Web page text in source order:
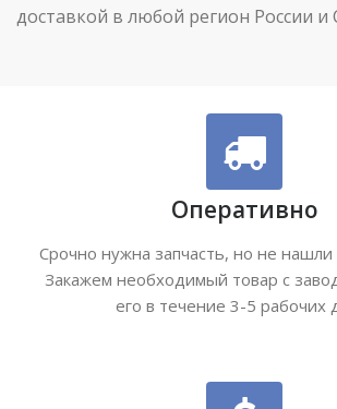
доставкой в любой регион России и
Оперативно
Срочно нужна запчасть, но не нашли
Закажем необходимый товар с
его в течение 3-5 рабочих